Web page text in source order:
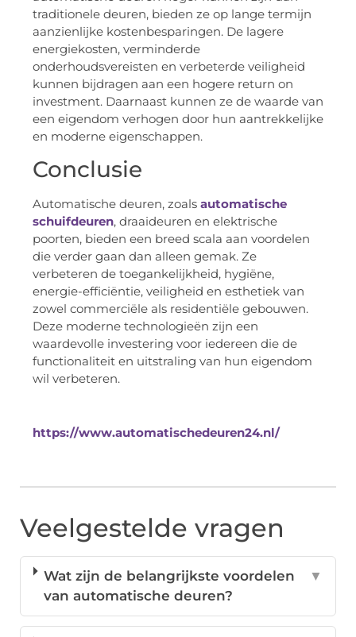
traditionele deuren, bieden ze op lange termijn
aanzienlijke kostenbesparingen. De lagere
energiekosten, verminderde
onderhoudsvereisten en verbeterde veiligheid
kunnen bijdragen aan een hogere return on
investment. Daarnaast kunnen ze de waarde van
een eigendom verhogen door hun aantrekkelijke
en moderne eigenschappen.
Conclusie
Automatische deuren, zoals automatische
schuifdeuren, draaideuren en elektrische
poorten, bieden een breed scala aan voordelen
die verder gaan dan alleen gemak. Ze
verbeteren de toegankelijkheid, hygiëne,
energie-efficiëntie, veiligheid en esthetiek van
zowel commerciële als residentiële gebouwen.
Deze moderne technologieën zijn een
waardevolle investering voor iedereen die de
functionaliteit en uitstraling van hun eigendom
wil verbeteren.
https://www.automatischedeuren24.nl/
Veelgestelde vragen
Wat zijn de belangrijkste voordelen
van automatische deuren?
▼